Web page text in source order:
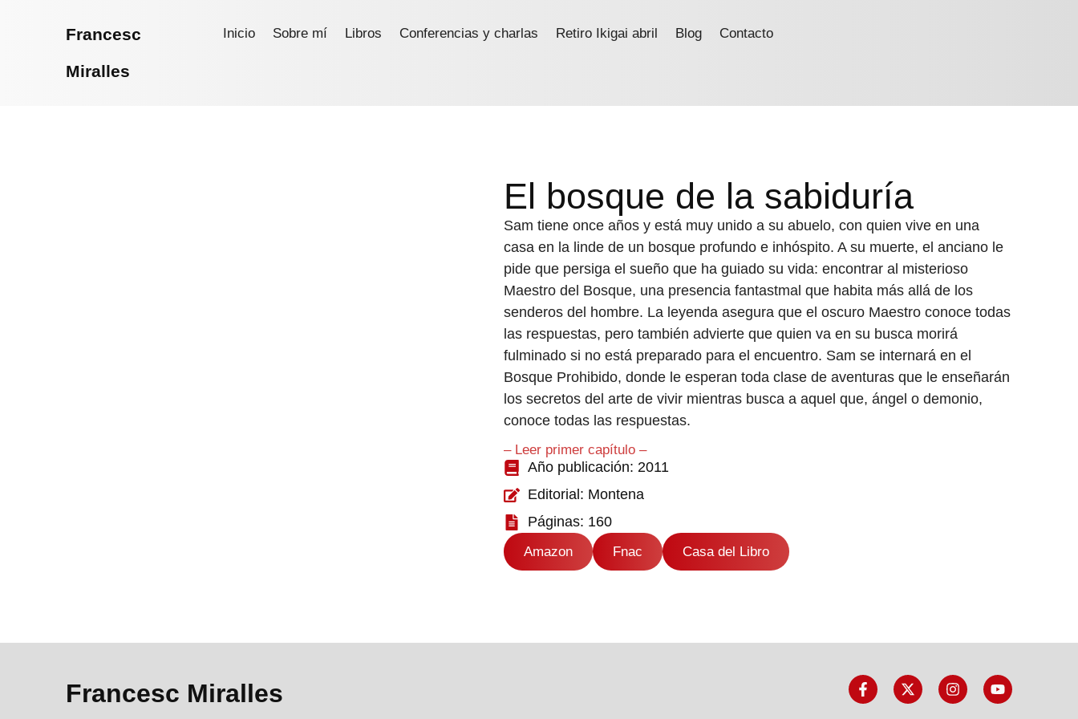
Francesc
Miralles
Inicio Sobre mí Libros Conferencias y charlas Retiro Ikigai abril Blog Contacto
El bosque de la sabiduría
Sam tiene once años y está muy unido a su abuelo, con quien vive en una
casa en la linde de un bosque profundo e inhóspito. A su muerte, el anciano le
pide que persiga el sueño que ha guiado su vida: encontrar al misterioso
Maestro del Bosque, una presencia fantastmal que habita más allá de los
senderos del hombre. La leyenda asegura que el oscuro Maestro conoce todas
las respuestas, pero también advierte que quien va en su busca morirá
fulminado si no está preparado para el encuentro. Sam se internará en el
Bosque Prohibido, donde le esperan toda clase de aventuras que le enseñarán
los secretos del arte de vivir mientras busca a aquel que, ángel o demonio,
conoce todas las respuestas.
– Leer primer capítulo –
Año publicación: 2011
Editorial: Montena
Páginas: 160
Amazon Fnac Casa del Libro
Francesc Miralles